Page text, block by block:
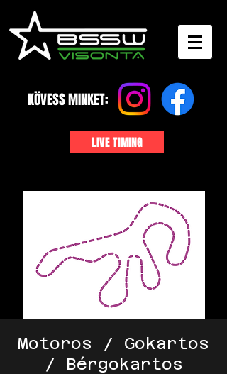
KÖVESS MINKET:
LIVE TIMING
Motoros / Gokartos
/ Bérgokartos